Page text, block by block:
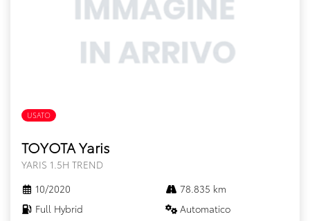
USATO
TOYOTA Yaris
YARIS 1.5H TREND
10/2020
78.835 km
Full Hybrid
Automatico